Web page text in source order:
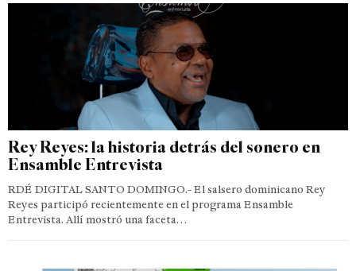
Rey Reyes: la historia detrás del sonero en
Ensamble Entrevista
RDÉ DIGITAL SANTO DOMINGO.- El salsero dominicano Rey
Reyes participó recientemente en el programa Ensamble
Entrevista. Allí mostró una faceta…